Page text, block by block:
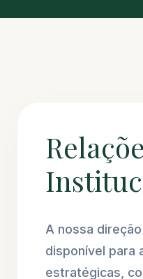
A nossa
disponível para
estratégicas,